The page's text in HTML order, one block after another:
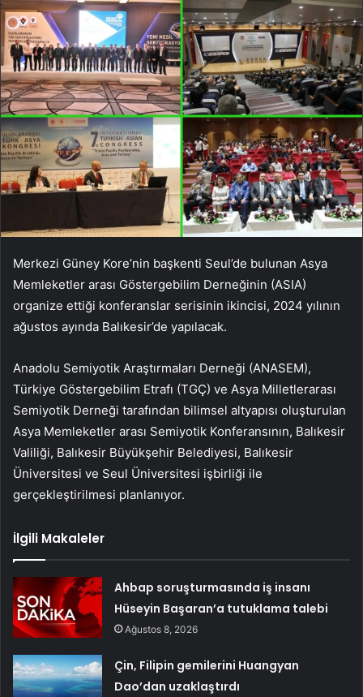
Merkezi Güney Kore’nin başkenti Seul’de bulunan Asya
Memleketler arası Göstergebilim Derneğinin (ASIA)
organize ettiği konferanslar serisinin ikincisi, 2024 yılının
ağustos ayında Balıkesir’de yapılacak.
Anadolu Semiyotik Araştırmaları Derneği (ANASEM),
Türkiye Göstergebilim Etrafı (TGÇ) ve Asya Milletlerarası
Semiyotik Derneği tarafından bilimsel altyapısı oluşturulan
Asya Memleketler arası Semiyotik Konferansının, Balıkesir
Valiliği, Balıkesir Büyükşehir Belediyesi, Balıkesir
Üniversitesi ve Seul Üniversitesi işbirliği ile
gerçekleştirilmesi planlanıyor.
İlgili Makaleler
Ahbap soruşturmasında iş insanı
Hüseyin Başaran’a tutuklama talebi
Ağustos 8, 2026
Çin, Filipin gemilerini Huangyan
Dao’dan uzaklaştırdı